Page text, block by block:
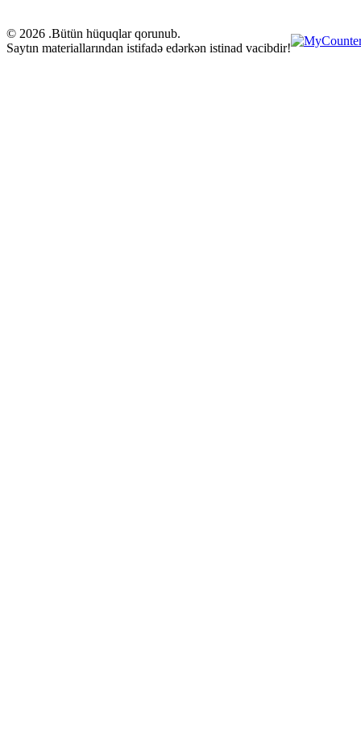
© 2026 .Bütün hüquqlar qorunub.
Saytın materiallarından istifadə edərkən istinad vacibdir!